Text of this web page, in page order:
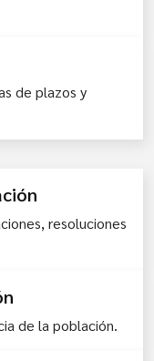
de plazos y
resoluciones
de la población.